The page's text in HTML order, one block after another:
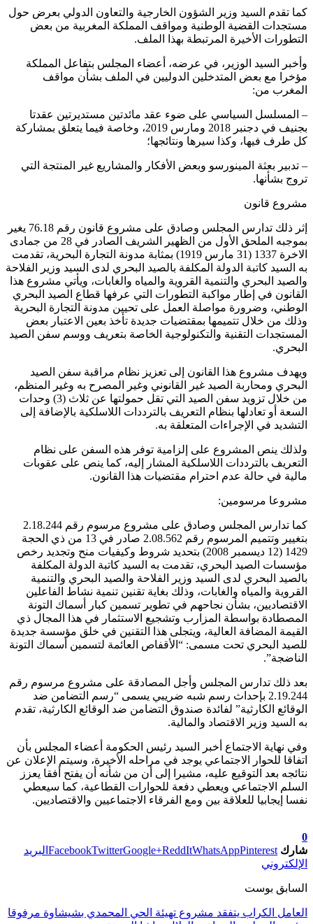
كما تقدم السيد وزير الشؤون الخارجية والتعاون الدولي بعرض حول
مستجدات القضية الوطنية ومواقف المملكة المغربية من بعض
التطورات الأخيرة المرتبطة بهذا الملف.
وأخبر السيد الوزير، في عرضه، أعضاء المجلس بتفاعل المملكة
مؤخرا مع بعض المتدخلين الدوليين في الملف بشأن مواقف
المغرب من:
– المسلسل السياسي على ضوء عقد مائدتين مستديرتين عقدتا
بجنيف في دجنبر 2018 ومارس 2019، وخاصة فيما يتعلق بمشاركة
كل طرف فيها، وكذا سيرها ونتائجها؛
– تدبير بعثة المينورسو وبعض الأفكار والمشاريع غير المنتجة التي
تروج بشأنها.
مشروع قانون
إثر ذلك تدارس المجلس وصادق على مشروع قانون رقم 76.18 يغير
بموجبه الملحق الأول من الظهير الشريف الصادر في 28 من جمادى
الاخرة 1337 (31 مارس 1919) بمثابة مدونة التجارة البحرية، تقدمت
به السيد كاتبة الدولة المكلفة بالصيد البحري لدى السيد وزير الفلاحة
والصيد البحري والتنمية القروية والمياه والغابات، ويأتي مشروع هذا
القانون في إطار مواكبة التطورات التي عرفها قطاع الصيد البحري
الوطني، وضرورة مواصلة العمل على تحيين مدونة التجارة البحرية
وذلك من خلال تتميمها بمقتضيات جديدة تأخذ بعين الاعتبار بعض
المستجدات التقنية والتكنولوجية الخاصة بتعريف ووسم سفن الصيد
البحري.
ويهدف مشروع هذا القانون إلى تعزيز نظام مراقبة سفن الصيد
البحري ومحاربة الصيد غير القانوني وغير المصرح به وغير المنظم،
من خلال تزويد سفن الصيد التي تقل حمولتها عن ثلاث (3) وحدات
السعة أو تعادلها بنظام التعريف بالترددات اللاسلكية بالإضافة إلى
التشديد في الإجراءات المتعلقة به.
ولذلك ينص المشروع على إلزامية توفر هذه السفن على نظام
التعريف بالترددات اللاسلكية المشار إليه، كما ينص على عقوبات
مالية في حالة عدم احترام مقتضيات هذا القانون.
مشروعا مرسومين:
كما تدارس المجلس وصادق على مشروع مرسوم رقم 2.18.244
بتغيير وتتميم المرسوم رقم 2.08.562 صادر في 13 من ذي الحجة
1429 (12 ديسمبر 2008) بتحديد شروط وكيفيات منح وتجديد رخص
مؤسسات الصيد البحري، تقدمت به السيد كاتبة الدولة المكلفة
بالصيد البحري لدى السيد وزير الفلاحة والصيد البحري والتنمية
القروية والمياه والغابات، وذلك بغاية تقنين تنمية نشاط الفاعلين
الاقتصاديين، بشأن نجاحهم في تطوير تسمين كبار أسماك التونة
المصطادة بواسطة المزارب وتشجيع الاستثمار في هذا المجال ذي
القيمة المضافة العالية، ويتجلى هذا التقنين في خلق مؤسسة جديدة
للصيد البحري تحت مسمى: “الأقفاص العائمة لتسمين أسماك التونة
الناضجة”.
بعد ذلك تدارس المجلس وأجل المصادقة على مشروع مرسوم رقم
2.19.244 بإحداث رسم شبه ضريبي يسمى “رسم التضامن ضد
الوقائع الكارثية” لفائدة صندوق التضامن ضد الوقائع الكارثية، تقدم
به السيد وزير الاقتصاد والمالية.
وفي نهاية الاجتماع أخبر السيد رئيس الحكومة أعضاء المجلس بأن
اتفاقا للحوار الاجتماعي يوجد في مراحله الأخيرة، وسيتم الإعلان عن
نتائجه بعد التوقيع عليه، مشيرا إلى أن من شأنه أن يفتح أفقا يعزز
السلم الاجتماعي ويعطي دفعة للحوارات القطاعية، كما سيعطي
نفسا إيجابيا للعلاقة بين ومع الفرقاء الاجتماعيين والاقتصاديين.
0
شارك
FacebookTwitterGoogle+ReddItWhatsAppPinterest
البريد
الإلكتروني
السابق بوست
العامل الكراب يتفقد مشروع تهيئة الحي المحمدي بشيشاوة مرفوقا